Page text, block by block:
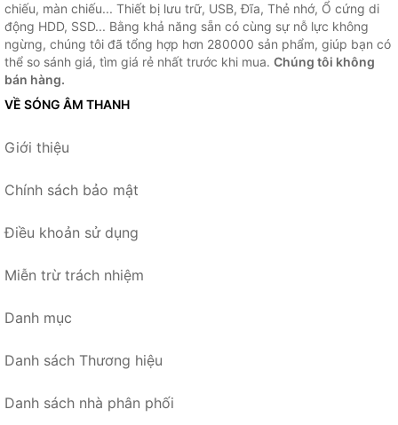
chiếu, màn chiếu... Thiết bị lưu trữ, USB, Đĩa, Thẻ nhớ, Ổ cứng di
động HDD, SSD... Bằng khả năng sẵn có cùng sự nỗ lực không
ngừng, chúng tôi đã tổng hợp hơn 280000 sản phẩm, giúp bạn có
thể so sánh giá, tìm giá rẻ nhất trước khi mua. Chúng tôi không
bán hàng.
VỀ SÓNG ÂM THANH
Giới thiệu
Chính sách bảo mật
Điều khoản sử dụng
Miễn trừ trách nhiệm
Danh mục
Danh sách Thương hiệu
Danh sách nhà phân phối